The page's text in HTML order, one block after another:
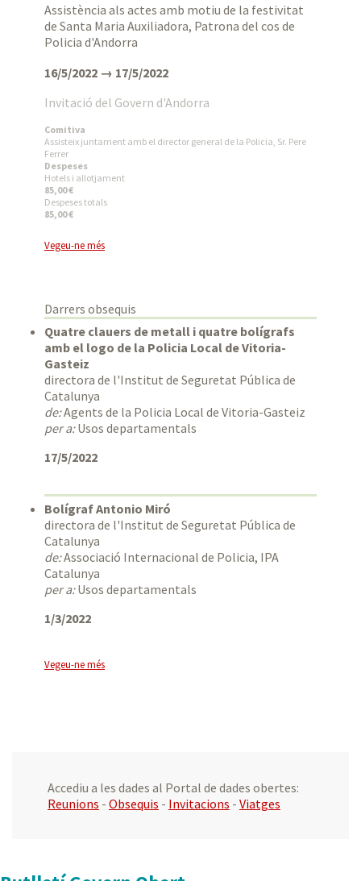
Assistència als actes amb motiu de la festivitat
de Santa Maria Auxiliadora, Patrona del cos de
Policia d'Andorra
16/5/2022 → 17/5/2022
Invitació del Govern d'Andorra
Comitiva
Assisteix juntament amb el director general de la Policia, Sr. Pere
Ferrer
Despeses
Hotels i allotjament
85,00 €
Despeses totals
85,00 €
Vegeu-ne més
Darrers obsequis
Quatre clauers de metall i quatre bolígrafs
amb el logo de la Policia Local de Vitoria-
Gasteiz
directora de l'Institut de Seguretat Pública de
Catalunya
de:Agents de la Policia Local de Vitoria-Gasteiz
per a:Usos departamentals
17/5/2022
Bolígraf Antonio Miró
directora de l'Institut de Seguretat Pública de
Catalunya
de:Associació Internacional de Policia, IPA
Catalunya
per a:Usos departamentals
1/3/2022
Vegeu-ne més
Accediu a les dades al Portal de dades obertes:
Reunions - Obsequis - Invitacions - Viatges